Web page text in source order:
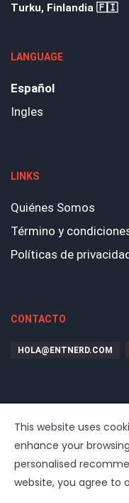
Turku, Finlandia 🇫🇮
LANGUAGE
Español
Ingles
LINKS
Quiénes Somos
Término y
Políticas de
CONTACTO
HOLA@ENTNERD.COM
This website uses
enhance your
personalised
website, you agree to